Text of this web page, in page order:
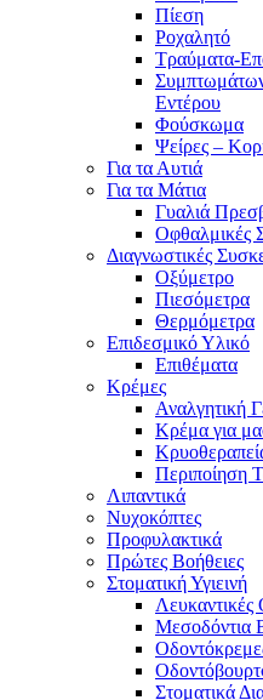
Πίεση
Ροχαλητό
Τραύματα-
Εντέρου
Φούσκωμα
Ψείρες –
Για τα Αυτιά
Για τα Μάτια
Γυαλιά
Οφθαλμικές
Διαγνωστικές
Οξύμετρο
Πιεσόμετρα
Θερμόμετρα
Επιδεσμικό Υλικό
Επιθέματα
Κρέμες
Αναλγητική
Κρέμα για
Περιποίηση
Λιπαντικά
Νυχοκόπτες
Προφυλακτικά
Πρώτες Βοήθειες
Στοματική Υγιεινή
Λευκαντικές
Μεσοδόντια
Στοματικά